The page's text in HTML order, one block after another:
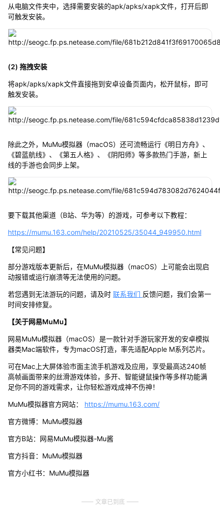
从电脑文件夹中，选择需要安装的apk/apks/xapk文件，打开后即
可触发安装。
(2) 拖拽安装
将apk/apks/xapk文件直接拖到安卓设备页面内，松开鼠标，即可
触发安装。
除此之外，MuMu模拟器（macOS）还可流畅运行《明日方舟》、
《碧蓝航线》、《第五人格》、《阴阳师》等多款热门手游，新上
线的手游也会同步上架。
要下载其他渠道（B站、华为等）的游戏，可参考以下教程：
https://mumu.163.com/help/20210525/35044_949950.html
【常见问题】
部分游戏版本更新后，在MuMu模拟器（macOS）上可能会出现启
动报错或运行崩溃等无法使用的问题。
若您遇到无法游玩的问题，请及时 联系我们 反馈问题，我们会第一
时间安排修复。
【关于网易MuMu】
网易MuMu模拟器（macOS）是一款针对手游玩家开发的安卓模拟
器类Mac端软件，专为macOS打造，率先适配Apple M系列芯片。
可在Mac上大屏体验市面主流手机游戏及应用，享受最高达240帧
高帧画面带来的丝滑游戏体验，多开、智能键鼠操作等多样功能满
足你不同的游戏需求，让你轻松游戏成神不伤神！
MuMu模拟器官方网站： https://mumu.163.com/
官方微博：MuMu模拟器
官方B站：网易MuMu模拟器-Mu酱
官方抖音：MuMu模拟器
官方小红书：MuMu模拟器
文章已到底